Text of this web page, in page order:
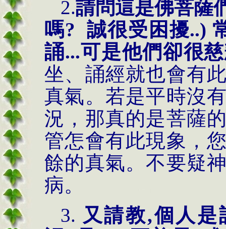
2.請問這是佛菩薩
嗎? 誠很受困擾..)
誦...可是他們卻很
坐、誦經就也會有
真氣。若是平時沒
況，那真的是菩薩
管怎會有此現象，
餘的真氣。不要疑
病。
3. 又請教,個人